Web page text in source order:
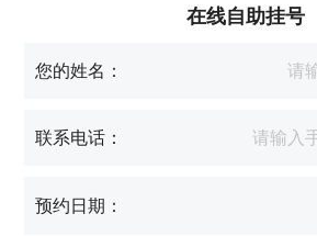
在线自助挂号
您的姓名：
联系电话：
预约日期：